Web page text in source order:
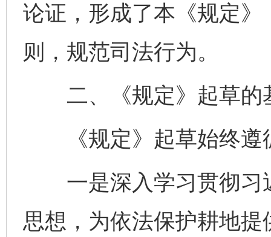
论证，形成了本《规定
则，规范司法行为。
二、《规定》起草的
《规定》起草始终遵
一是深入学习贯彻习
思想，为依法保护耕地提